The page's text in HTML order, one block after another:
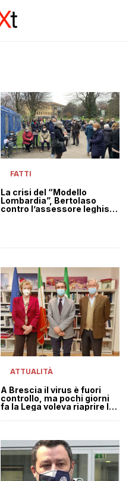
FATTI
La crisi del “Modello
Lombardia”, Bertolaso
contro l’assessore leghista
ATTUALITÀ
A Brescia il virus è fuori
controllo, ma pochi giorni
fa la Lega voleva riaprire lo